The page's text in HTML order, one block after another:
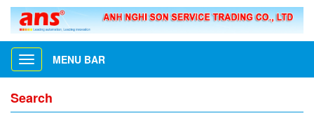
Toggle
navigation
MENU BAR
Search